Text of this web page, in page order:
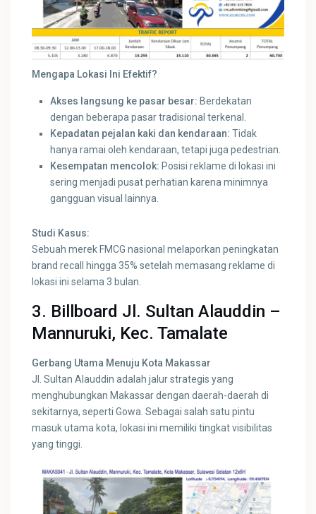
Mengapa Lokasi Ini Efektif?
Akses langsung ke pasar besar: Berdekatan
dengan beberapa pasar tradisional terkenal.
Kepadatan pejalan kaki dan kendaraan: Tidak
hanya ramai oleh kendaraan, tetapi juga pedestrian.
Kesempatan mencolok: Posisi reklame di lokasi ini
sering menjadi pusat perhatian karena minimnya
gangguan visual lainnya.
Studi Kasus:
Sebuah merek FMCG nasional melaporkan peningkatan
brand recall hingga 35% setelah memasang reklame di
lokasi ini selama 3 bulan.
3. Billboard Jl. Sultan Alauddin –
Mannuruki, Kec. Tamalate
Gerbang Utama Menuju Kota Makassar
Jl. Sultan Alauddin adalah jalur strategis yang
menghubungkan Makassar dengan daerah-daerah di
sekitarnya, seperti Gowa. Sebagai salah satu pintu
masuk utama kota, lokasi ini memiliki tingkat visibilitas
yang tinggi.